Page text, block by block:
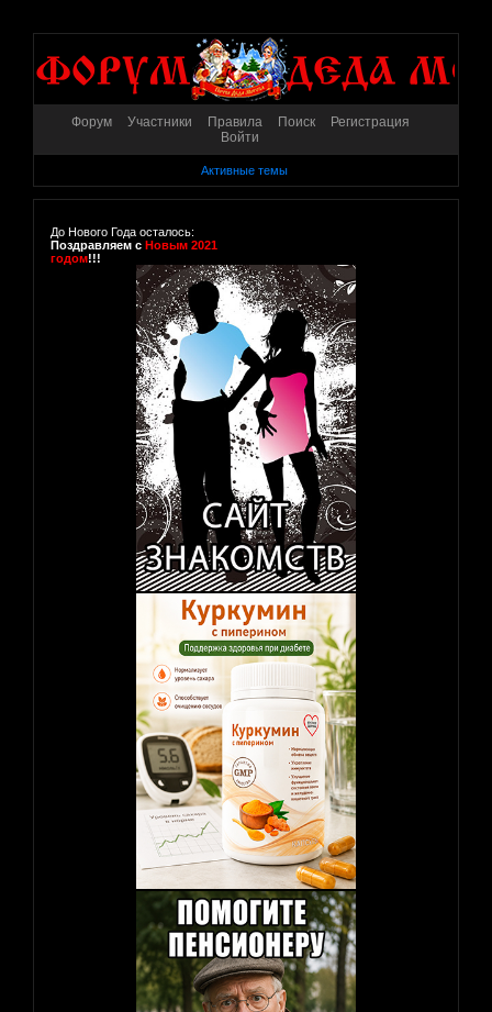
Форум Участники Правила Поиск
Регистрация
Войти
Активные темы
До Нового Года осталось:
Поздравляем с Новым 2021
годом!!!